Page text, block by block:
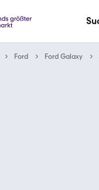
Ford Ford Galaxy